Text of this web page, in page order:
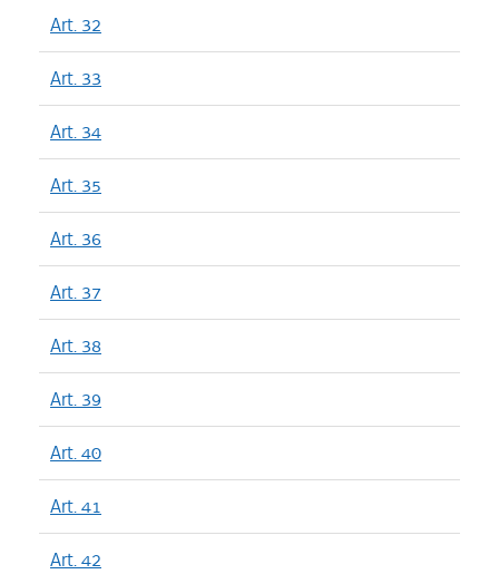
Art. 32
Art. 33
Art. 34
Art. 35
Art. 36
Art. 37
Art. 38
Art. 39
Art. 40
Art. 41
Art. 42